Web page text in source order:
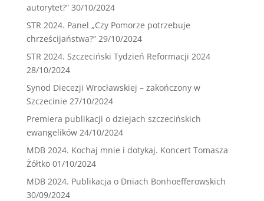
autorytet?” 30/10/2024
STR 2024. Panel „Czy Pomorze potrzebuje
chrześcijaństwa?” 29/10/2024
STR 2024. Szczeciński Tydzień Reformacji 2024
28/10/2024
Synod Diecezji Wrocławskiej – zakończony w
Szczecinie 27/10/2024
Premiera publikacji o dziejach szczecińskich
ewangelików 24/10/2024
MDB 2024. Kochaj mnie i dotykaj. Koncert Tomasza
Żółtko 01/10/2024
MDB 2024. Publikacja o Dniach Bonhoefferowskich
30/09/2024